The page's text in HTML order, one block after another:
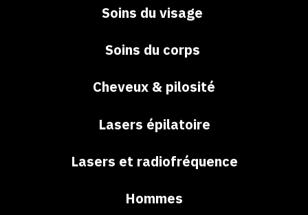
Soins du visage
Soins du corps
Cheveux & pilosité
Lasers épilatoire
Lasers et radiofréquence
Hommes